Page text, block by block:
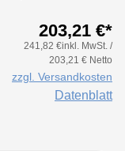
203,21 €*
241,82 €inkl. MwSt. /
203,21 € Netto
zzgl. Versandkosten
Datenblatt